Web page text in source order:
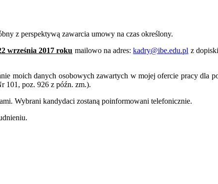
z perspektywą zawarcia umowy na czas określony.
września 2017 roku mailowo na adres:kadry@ibe.edu.pl z
moich danych osobowych zawartych w mojej ofercie pracy dla
101, poz. 926 z późn. zm.).
Wybrani kandydaci zostaną poinformowani telefonicznie.